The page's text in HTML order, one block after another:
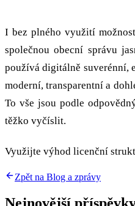
I bez plného využití
společnou obecní správu
používá digitálně suverénní,
moderní, transparentní a
To vše jsou podle
těžko vyčíslit.
Využijte výhod licenční
Zpět na Blog a zprávy
Nejnovější